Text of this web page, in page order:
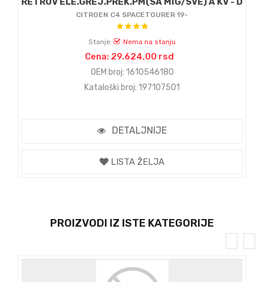
CITROEN C4 SPACETOURER 19-
Stanje: Nema na stanju
Cena: 29.624,00 rsd
OEM broj: 1610546180
Kataloški broj: 197107501
DETALJNIJE
LISTA ŽELJA
PROIZVODI IZ ISTE KATEGORIJE